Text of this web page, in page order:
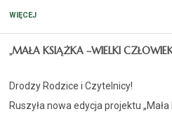
WIĘCEJ
„MAŁA KSIĄŻKA –WIELKI
Drodzy Rodzice i Czytelnicy!
Ruszyła nowa edycja projektu